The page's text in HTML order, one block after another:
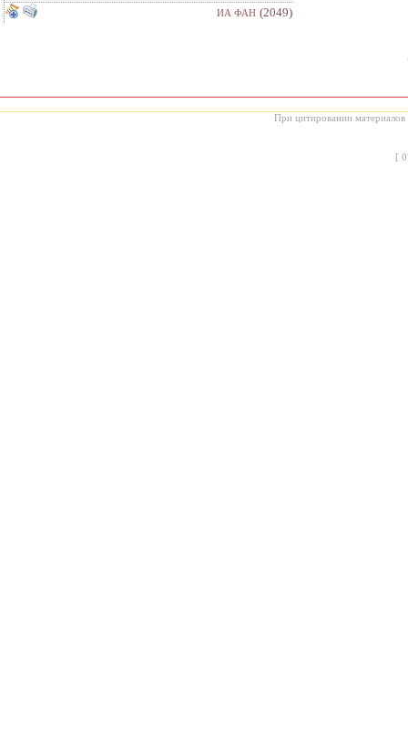
ИА ФАН (2049)
При цитировании материалов
[